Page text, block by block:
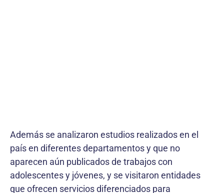
Además se analizaron estudios realizados en el
país en diferentes departamentos y que no
aparecen aún publicados de trabajos con
adolescentes y jóvenes, y se visitaron entidades
que ofrecen servicios diferenciados para